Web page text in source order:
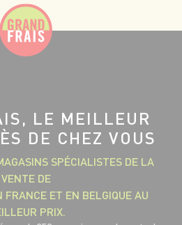
LE MEILLEUR
DE CHEZ VOUS
SPÉCIALISTES DE LA
VENTE DE
FRANCE ET EN BELGIQUE AU
PRIX.